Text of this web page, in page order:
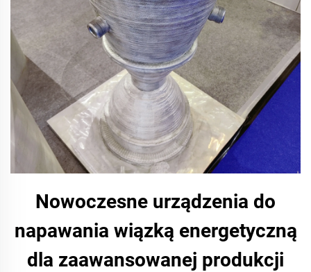
Nowoczesne urządzenia do
napawania wiązką energetyczną
dla zaawansowanej produkcji